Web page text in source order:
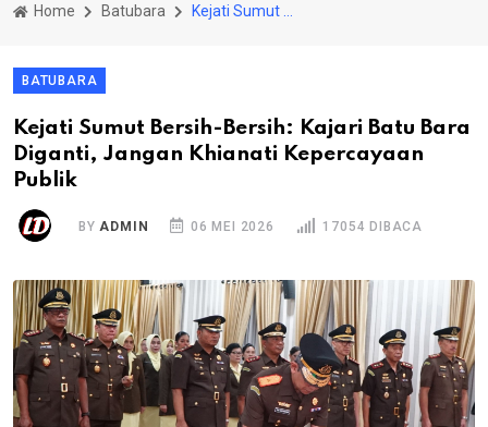
Home Batubara
BATUBARA
Kejati Sumut Bersih-Bersih: Kajari Batu Bara
Diganti, Jangan Khianati Kepercayaan
Publik
BY ADMIN 06 MEI 2026 17054 DIBACA